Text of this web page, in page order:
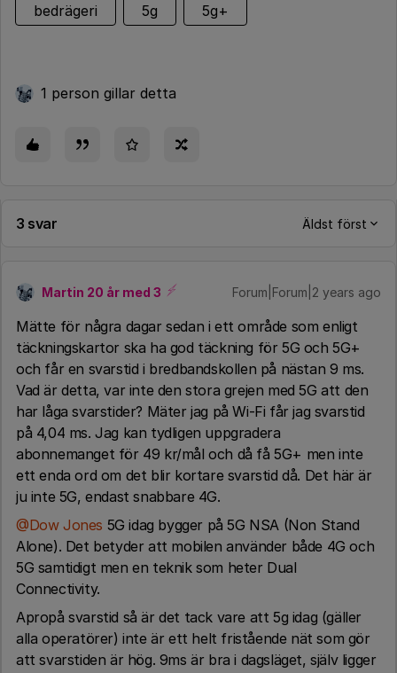
bedrägeri 5g 5g+
1 person gillar detta
3 svar Äldst först
Martin 20 år med 3 Forum|Forum|2 years ago
Mätte för några dagar sedan i ett område som enligt
täckningskartor ska ha god täckning för 5G och 5G+
och får en svarstid i bredbandskollen på nästan 9 ms.
Vad är detta, var inte den stora grejen med 5G att den
har låga svarstider? Mäter jag på Wi-Fi får jag svarstid
på 4,04 ms. Jag kan tydligen uppgradera
abonnemanget för 49 kr/mål och då få 5G+ men inte
ett enda ord om det blir kortare svarstid då. Det här är
ju inte 5G, endast snabbare 4G.
@Dow Jones 5G idag bygger på 5G NSA (Non Stand
Alone). Det betyder att mobilen använder både 4G och
5G samtidigt men en teknik som heter Dual
Connectivity.
Apropå svarstid så är det tack vare att 5g idag (gäller
alla operatörer) inte är ett helt fristående nät som gör
att svarstiden är hög. 9ms är bra i dagsläget, själv ligger